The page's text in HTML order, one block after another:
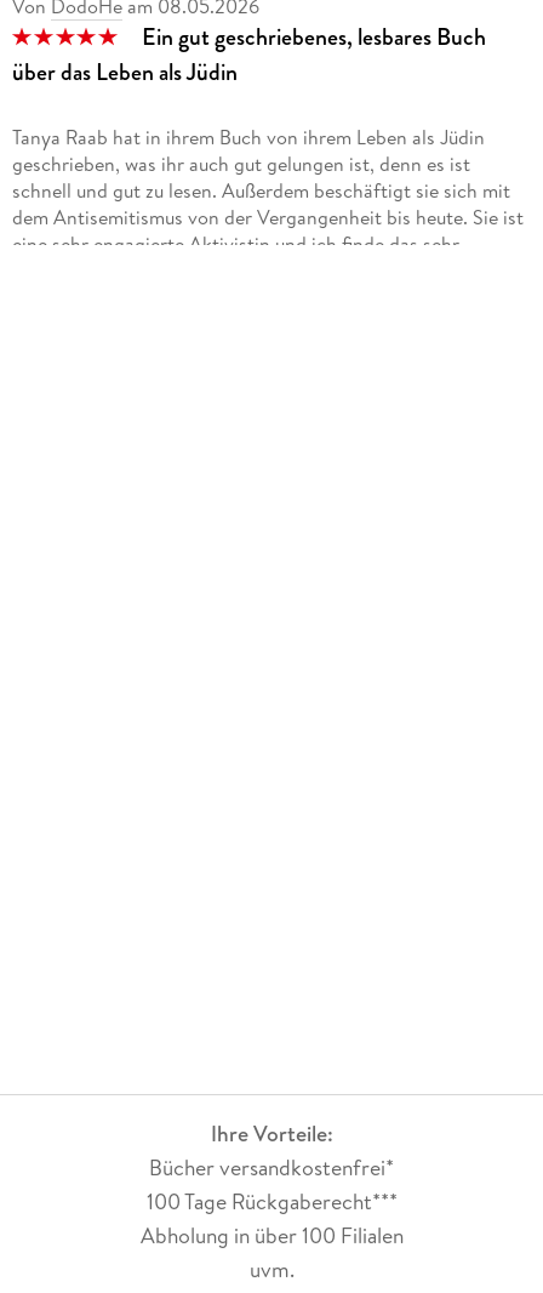
Von DodoHe am 08.05.2026
Ein gut geschriebenes, lesbares Buch
über das Leben als Jüdin
Tanya Raab hat in ihrem Buch von ihrem Leben als Jüdin
geschrieben, was ihr auch gut gelungen ist, denn es ist
schnell und gut zu lesen. Außerdem beschäftigt sie sich mit
dem Antisemitismus von der Vergangenheit bis heute. Sie ist
eine sehr engagierte Aktivistin und ich finde das sehr
Ihre Vorteile:
Bücher versandkostenfrei*
100 Tage Rückgaberecht***
Abholung in über 100 Filialen
uvm.